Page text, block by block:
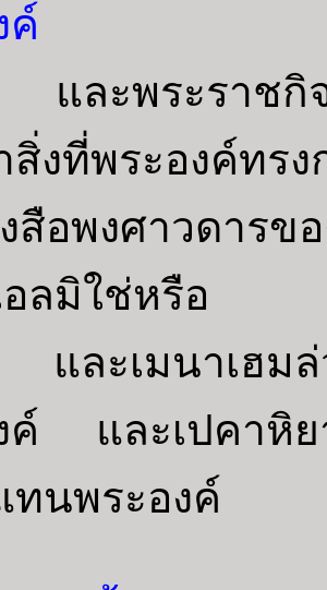
ค์
และพระราช
สิ่งที่พระองค์ทร
สือพงศาวดารข
อลมิใช่หรือ
และเมนาเฮม
ค์ และเปคาหิย
ทนพระองค์